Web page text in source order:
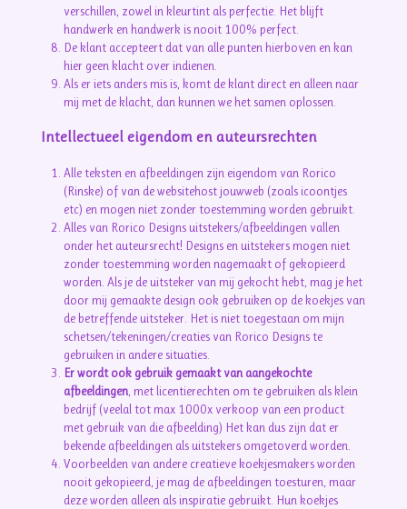
verschillen, zowel in kleurtint als perfectie. Het blijft
handwerk en handwerk is nooit 100% perfect.
De klant accepteert dat van alle punten hierboven en kan
hier geen klacht over indienen.
Als er iets anders mis is, komt de klant direct en alleen naar
mij met de klacht, dan kunnen we het samen oplossen.
Intellectueel eigendom en auteursrechten
Alle teksten en afbeeldingen zijn eigendom van Rorico
(Rinske) of van de websitehost jouwweb (zoals icoontjes
etc) en mogen niet zonder toestemming worden gebruikt.
Alles van Rorico Designs uitstekers/afbeeldingen vallen
onder het auteursrecht! Designs en uitstekers mogen niet
zonder toestemming worden nagemaakt of gekopieerd
worden. Als je de uitsteker van mij gekocht hebt, mag je het
door mij gemaakte design ook gebruiken op de koekjes van
de betreffende uitsteker. Het is niet toegestaan om mijn
schetsen/tekeningen/creaties van Rorico Designs te
gebruiken in andere situaties.
Er wordt ook gebruik gemaakt van aangekochte
afbeeldingen, met licentierechten om te gebruiken als klein
bedrijf (veelal tot max 1000x verkoop van een product
met gebruik van die afbeelding) Het kan dus zijn dat er
bekende afbeeldingen als uitstekers omgetoverd worden.
Voorbeelden van andere creatieve koekjesmakers worden
nooit gekopieerd, je mag de afbeeldingen toesturen, maar
deze worden alleen als inspiratie gebruikt. Hun koekjes